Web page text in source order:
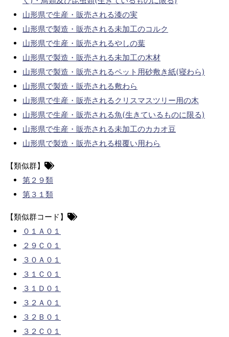
山形県で生産・販売される漆の実
山形県で製造・販売される未加工のコルク
山形県で生産・販売されるやしの葉
山形県で製造・販売される未加工の木材
山形県で製造・販売されるペット用砂敷き紙(寝わら)
山形県で製造・販売される敷わら
山形県で生産・販売されるクリスマスツリー用の木
山形県で生産・販売される魚(生きているものに限る)
山形県で生産・販売される未加工のカカオ豆
山形県で製造・販売される根覆い用わら
【類似群】
第２９類
第３１類
【類似群コード】
０１Ａ０１
２９Ｃ０１
３０Ａ０１
３１Ｃ０１
３１Ｄ０１
３２Ａ０１
３２Ｂ０１
３２Ｃ０１